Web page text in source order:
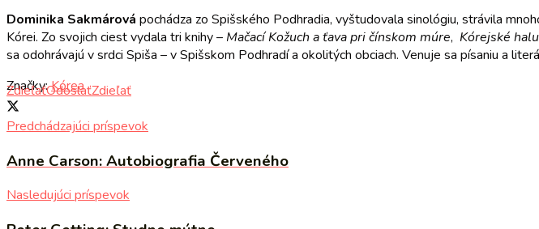
Dominika Sakmárová pochádza zo Spišského Podhradia, vyštudovala sinológiu, strávila
Kórei. Zo svojich ciest vydala tri knihy – Mačací Kožuch a ťava pri čínskom múre, Kórejské
sa odohrávajú v srdci Spiša – v Spišskom Podhradí a okolitých obciach. Venuje sa písaniu a
Značky:Kórea
ZdieľaťOdoslaťZdieľať
Predchádzajúci príspevok
Anne Carson: Autobiografia Červeného
Nasledujúci príspevok